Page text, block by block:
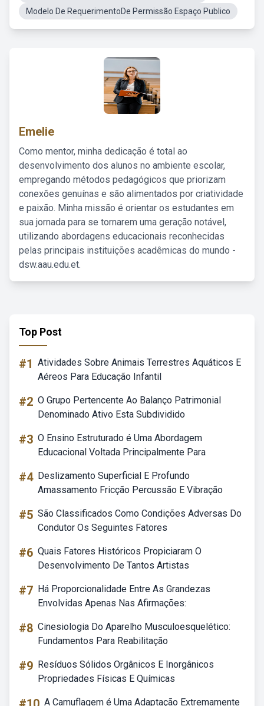
Modelo De RequerimentoDe Permissão Espaço Publico
Emelie
Como mentor, minha dedicação é total ao
desenvolvimento dos alunos no ambiente escolar,
empregando métodos pedagógicos que priorizam
conexões genuínas e são alimentados por criatividade
e paixão. Minha missão é orientar os estudantes em
sua jornada para se tornarem uma geração notável,
utilizando abordagens educacionais reconhecidas
pelas principais instituições acadêmicas do mundo -
dsw.aau.edu.et.
Top Post
#1 Atividades Sobre Animais Terrestres Aquáticos E
Aéreos Para Educação Infantil
#2 O Grupo Pertencente Ao Balanço Patrimonial
Denominado Ativo Esta Subdividido
#3 O Ensino Estruturado é Uma Abordagem
Educacional Voltada Principalmente Para
#4 Deslizamento Superficial E Profundo
Amassamento Fricção Percussão E Vibração
#5 São Classificados Como Condições Adversas Do
Condutor Os Seguintes Fatores
#6 Quais Fatores Históricos Propiciaram O
Desenvolvimento De Tantos Artistas
#7 Há Proporcionalidade Entre As Grandezas
Envolvidas Apenas Nas Afirmações:
#8 Cinesiologia Do Aparelho Musculoesquelético:
Fundamentos Para Reabilitação
#9 Resíduos Sólidos Orgânicos E Inorgânicos
Propriedades Físicas E Químicas
A Camuflagem é Uma Adaptação Extremamente